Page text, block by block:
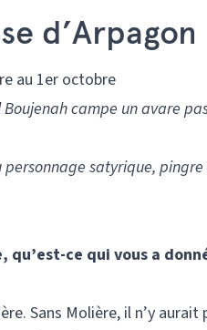
d’Arpagon
au 1er octobre
campe un avare
satyrique, pingre
ce qui vous a
Sans Molière, il n’y